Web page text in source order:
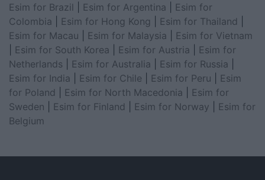
Esim for Brazil
Esim for Argentina
Esim for
Colombia
Esim for Hong Kong Esim for Thailand
Esim for Macau
Esim for Malaysia
Esim for Vietnam
Esim for South Korea Esim for Austria
Esim for
Netherlands
Esim for Australia Esim for Russia
Esim for India
Esim for Chile Esim for Peru
Esim
for Poland
Esim for North Macedonia
Esim for
Sweden
Esim for Finland Esim for Norway
Esim for
Belgium